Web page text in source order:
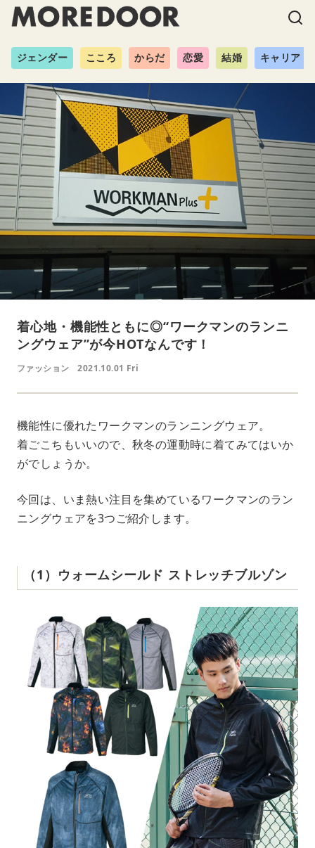
ジェンダー こころ からだ 恋愛 結婚 キャリア
着心地・機能性ともに◎“ワークマンのランニ
ングウェア”が今HOTなんです！
ファッション 2021.10.01 Fri
機能性に優れたワークマンのランニングウェア。
着ごこちもいいので、秋冬の運動時に着てみてはいか
がでしょうか。
今回は、いま熱い注目を集めているワークマンのラン
ニングウェアを3つご紹介します。
（1）ウォームシールド ストレッチブルゾン